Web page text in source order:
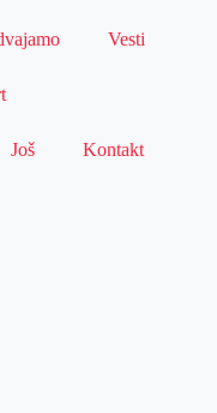
Vesti
Još Kontakt